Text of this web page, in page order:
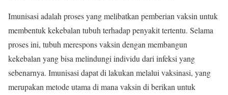
Imunisasi adalah proses yang melibatkan pemberian vaksin untuk
membentuk kekebalan tubuh terhadap penyakit tertentu. Selama
proses ini, tubuh merespons vaksin dengan membangun
kekebalan yang bisa melindungi individu dari infeksi yang
sebenarnya. Imunisasi dapat di lakukan melalui vaksinasi, yang
merupakan metode utama di mana vaksin di berikan untuk